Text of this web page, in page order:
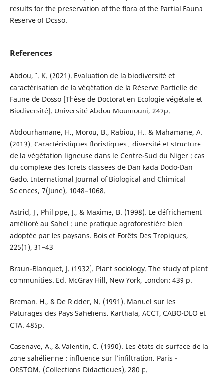
results for the preservation of the flora of the Partial Fauna
Reserve of Dosso.
References
Abdou, I. K. (2021). Evaluation de la biodiversité et
caractérisation de la végétation de la Réserve Partielle de
Faune de Dosso [Thèse de Doctorat en Ecologie végétale et
Biodiversité]. Université Abdou Moumouni, 247p.
Abdourhamane, H., Morou, B., Rabiou, H., & Mahamane, A.
(2013). Caractéristiques floristiques , diversité et structure
de la végétation ligneuse dans le Centre-Sud du Niger : cas
du complexe des forêts classées de Dan kada Dodo-Dan
Gado. International Journal of Biological and Chimical
Sciences, 7(June), 1048–1068.
Astrid, J., Philippe, J., & Maxime, B. (1998). Le défrichement
amélioré au Sahel : une pratique agroforestière bien
adoptée par les paysans. Bois et Forêts Des Tropiques,
225(1), 31–43.
Braun-Blanquet, J. (1932). Plant sociology. The study of plant
communities. Ed. McGray Hill, New York, London: 439 p.
Breman, H., & De Ridder, N. (1991). Manuel sur les
Pâturages des Pays Sahéliens. Karthala, ACCT, CABO-DLO et
CTA. 485p.
Casenave, A., & Valentin, C. (1990). Les états de surface de la
zone sahélienne : influence sur l’infiltration. Paris -
ORSTOM. (Collections Didactiques), 280 p.